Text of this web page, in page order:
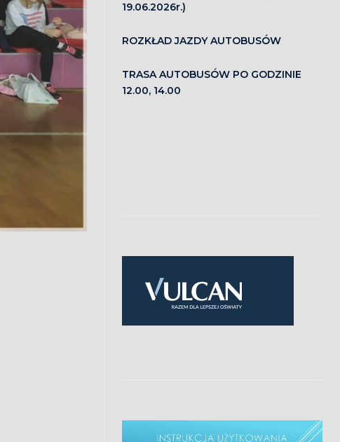
19.06.2026r.)
ROZKŁAD JAZDY AUTOBUSÓW
TRASA AUTOBUSÓW PO GODZINIE
12.00, 14.00